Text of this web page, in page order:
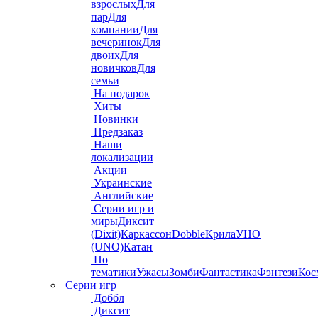
взрослыхДля
парДля
компанииДля
вечеринокДля
двоихДля
новичковДля
семьи
На подарок
Хиты
Новинки
Предзаказ
Наши
локализации
Акции
Украинские
Английские
Серии игр и
мирыДиксит
(Dixit)КаркассонDobbleКрилаУНО
(UNO)Катан
По
тематикиУжасыЗомбиФантастикаФэнтези
Серии игр
Доббл
Диксит